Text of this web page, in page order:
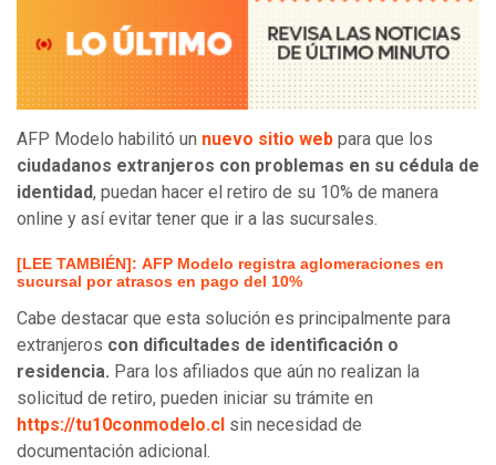
AFP Modelo habilitó un nuevo sitio web para que los
ciudadanos extranjeros con problemas en su cédula de
identidad, puedan hacer el retiro de su 10% de manera
online y así evitar tener que ir a las sucursales.
[LEE TAMBIÉN]: AFP Modelo registra aglomeraciones en
sucursal por atrasos en pago del 10%
Cabe destacar que esta solución es principalmente para
extranjeros con dificultades de identificación o
residencia. Para los afiliados que aún no realizan la
solicitud de retiro, pueden iniciar su trámite en
https://tu10conmodelo.cl sin necesidad de
documentación adicional.